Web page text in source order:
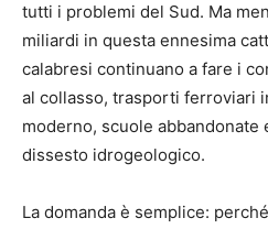
tutti i problemi del Sud. Ma
miliardi in questa ennesima
calabresi continuano a fare i
al collasso, trasporti ferroviari
moderno, scuole
dissesto idrogeologico.
La domanda è semplice: